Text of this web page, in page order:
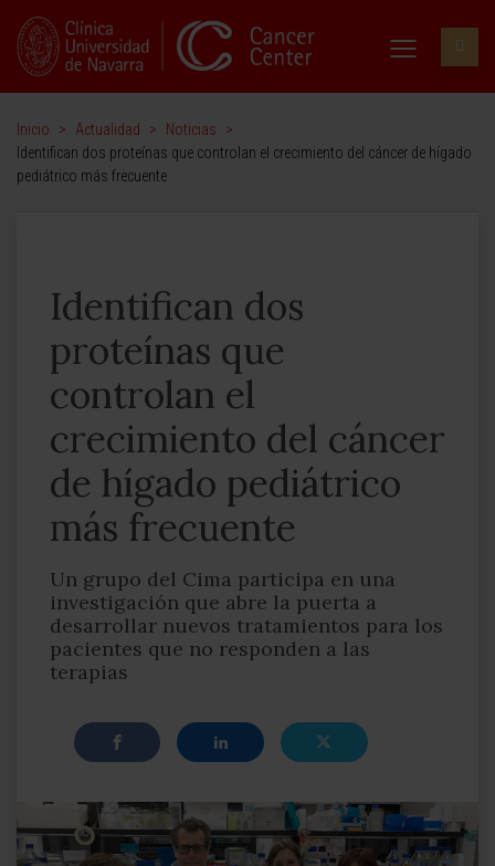
Inicio > Actualidad > Noticias
>
Identifican dos proteínas que controlan el crecimiento del cáncer de hígado
pediátrico más frecuente
Identifican dos
proteínas que
controlan el
crecimiento del cáncer
de hígado pediátrico
más frecuente
Un grupo del Cima participa en una
investigación que abre la puerta a
desarrollar nuevos tratamientos para los
pacientes que no responden a las
terapias